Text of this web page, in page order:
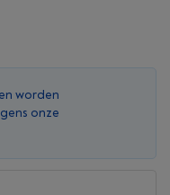
worden
onze